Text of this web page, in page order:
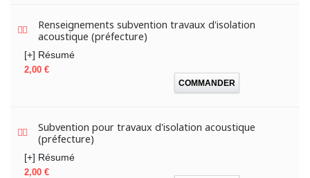
Renseignements subvention travaux d'isolation
acoustique (préfecture)
[+] Résumé
Prix
2,00 €
COMMANDER
Subvention pour travaux d'isolation acoustique
(préfecture)
[+] Résumé
Prix
2,00 €